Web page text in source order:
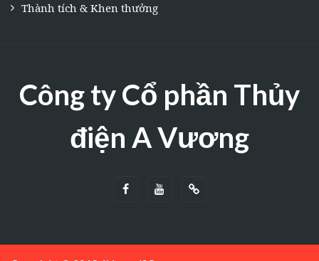
Thành tích & Khen thưởng
Công ty Cổ phần Thủy
điện A Vương